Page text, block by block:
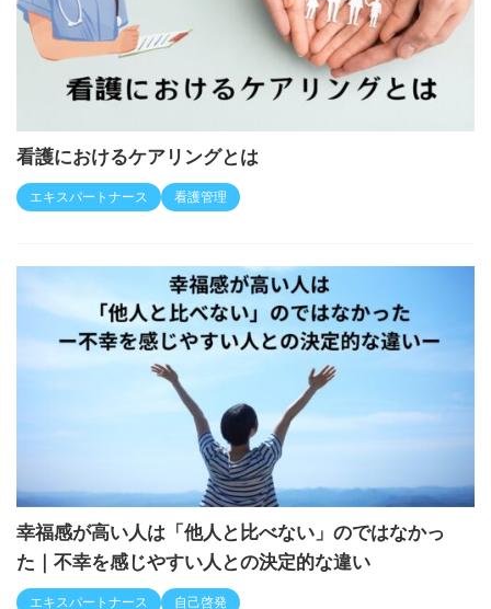
看護におけるケアリングとは
エキスパートナース 看護管理
幸福感が高い人は「他人と比べない」のではなかっ
た｜不幸を感じやすい人との決定的な違い
エキスパートナース 自己啓発